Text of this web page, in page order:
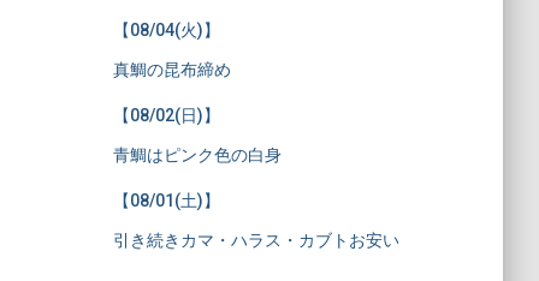
【08/04(火)】
真鯛の昆布締め
【08/02(日)】
青鯛はピンク色の白身
【08/01(土)】
引き続きカマ・ハラス・カブトお安い